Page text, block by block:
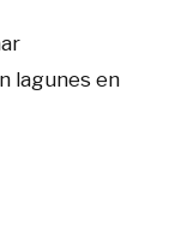
lagunes en